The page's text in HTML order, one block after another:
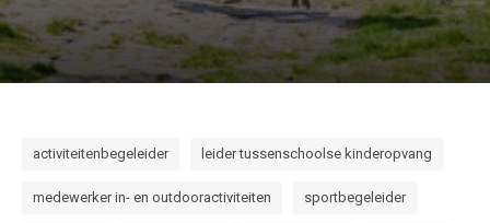
activiteitenbegeleider leider tussenschoolse kinderopvang
medewerker in- en outdooractiviteiten sportbegeleider